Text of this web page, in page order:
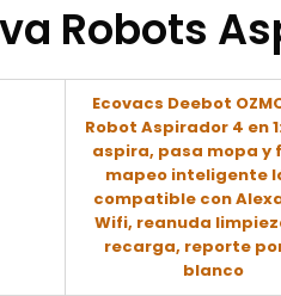
Robots
Ecovacs Deebot
Robot Aspirador 4 en
aspira, pasa mopa y
mapeo inteligente
compatible con
Wifi, reanuda
recarga, reporte
blanco